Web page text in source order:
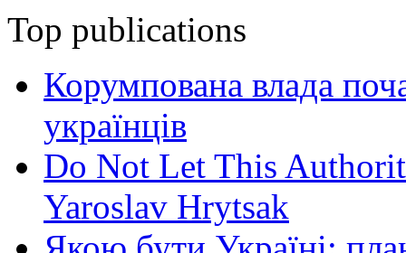
Top publications
Корумпована влада
українців
Do Not Let This
Yaroslav Hrytsak